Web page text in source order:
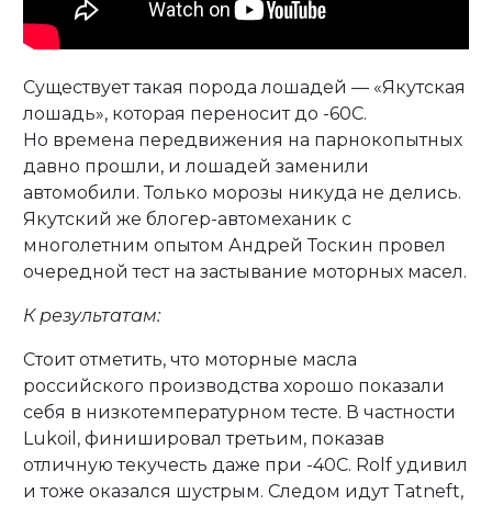
Существует такая порода лошадей — «Якутская
лошадь», которая переносит до -60С.
Но времена передвижения на парнокопытных
давно прошли, и лошадей заменили
автомобили. Только морозы никуда не делись.
Якутский же блогер-автомеханик с
многолетним опытом Андрей Тоскин провел
очередной тест на застывание моторных масел.
К результатам:
Стоит отметить, что моторные масла
российского производства хорошо показали
себя в низкотемпературном тесте. В частности
Lukoil, финишировал третьим, показав
отличную текучесть даже при -40C. Rolf удивил
и тоже оказался шустрым. Следом идут Tatneft,